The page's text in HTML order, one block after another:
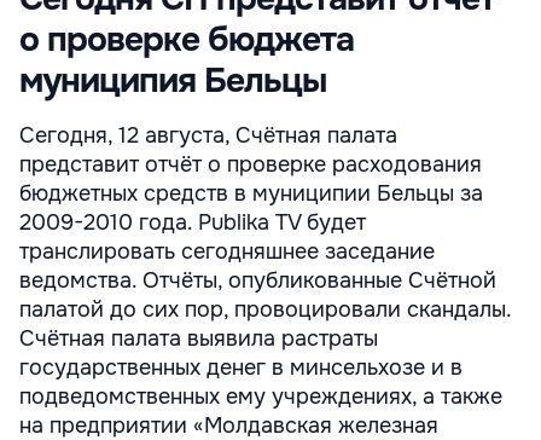
о проверке бюджета
муниципия Бельцы
Сегодня, 12 августа, Счётная палата
представит отчёт о проверке расходования
бюджетных средств в муниципии Бельцы за
2009-2010 года. Publika TV будет
транслировать сегодняшнее заседание
ведомства. Отчёты, опубликованные Счётной
палатой до сих пор, провоцировали скандалы.
Счётная палата выявила растраты
государственных денег в минсельхозе и в
подведомственных ему учреждениях, а также
на предприятии «Молдавская железная